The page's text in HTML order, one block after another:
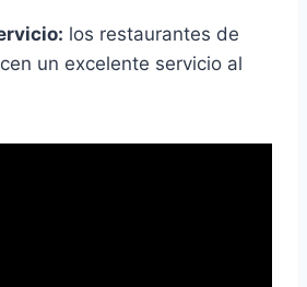
los restaurantes de
un excelente servicio al